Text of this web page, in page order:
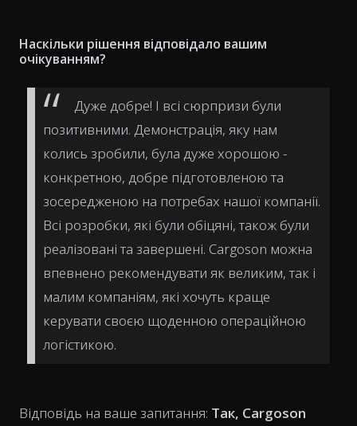
Наскільки рішення відповідало вашим
очікуванням?
Дуже добре! І всі сюрпризи були
позитивними. Демонстрація, яку нам
колись зробили, була дуже хорошою -
конкретною, добре підготовленою та
зосередженою на потребах нашої компанії.
Всі розробки, які були обіцяні, також були
реалізовані та завершені. Cargoson можна
впевнено рекомендувати як великим, так і
малим компаніям, які хочуть краще
керувати своєю щоденною операційною
логістикою.
Відповідь на ваше запитання: Так, Cargoson